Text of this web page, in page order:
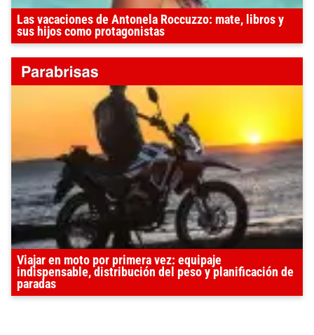
Las vacaciones de Antonela Roccuzzo: mate, libros y
sus hijos como protagonistas
Viajar en moto por primera vez: equipaje
indispensable, distribución del peso y planificación de
paradas